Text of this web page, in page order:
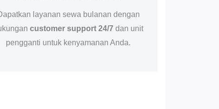
layanan sewa bulanan dengan
customer support 24/7 dan unit
pengganti untuk kenyamanan Anda.